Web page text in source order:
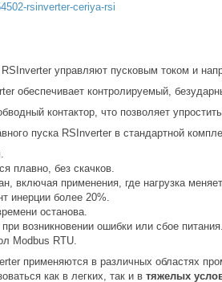
rsinverter-ceriya-rsi
управляют пусковым током и
обеспечивает контролируемый,
контактор, что позволяет
пуска RSInverter в стандартной
плавно, без скачков.
включая применения, где нагрузка
инерции более 20%.
останова.
возникновении ошибки или сбое питания.
Modbus RTU.
применяются в различных областях
как в легких, так и в тяжелых